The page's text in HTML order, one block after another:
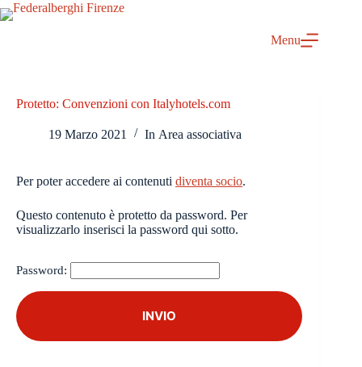
Salta
al
Menu
Protetto: Convenzioni con Italyhotels.com
19 Marzo 2021 In Area associativa
Per poter accedere ai contenuti diventa socio.
Questo contenuto è protetto da password. Per
visualizzarlo inserisci la password qui sotto.
Password: